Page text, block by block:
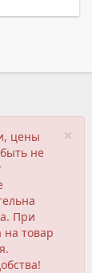
×
цены
не
При
товар